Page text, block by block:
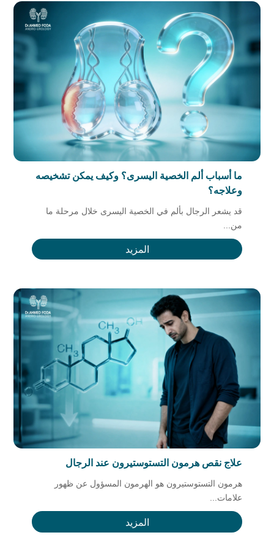
ما أسباب ألم الخصية اليسرى؟ وكيف يمكن تشخيصه
وعلاجه؟
قد يشعر الرجال بألم في الخصية اليسرى خلال مرحلة ما
من...
المزيد
علاج نقص هرمون التستوستيرون عند الرجال
هرمون التستوستيرون هو الهرمون المسؤول عن ظهور
علامات...
المزيد